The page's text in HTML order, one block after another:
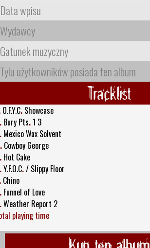
Data wpisu
Wydawcy
Gatunek muzyczny
Tylu użytkowników posiada ten album
Tracklist
O.F.Y.C. Showcase
Bury Pts.1 3
Mexico Wax Solvent
Cowboy George
Hot Cake
Y.F.O.C./ Slippy Floor
Chino
Funnel of Love
Weather Report 2
playing time